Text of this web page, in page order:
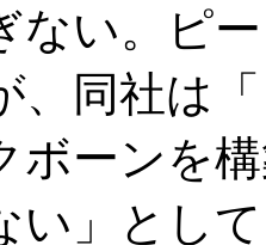
ない。ピ
、同社は
ボーンを
い」とし